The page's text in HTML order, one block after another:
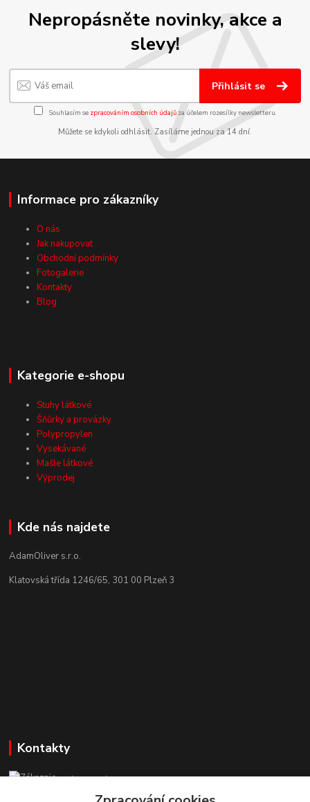
Nepropásněte novinky, akce a
slevy!
Přihlásit se
Souhlasím se zpracováním osobních údajůza účelem rozesílky newsletteru.
Můžete se kdykoli odhlásit. Zasíláme jednou za 14 dní.
Informace pro zákazníky
O nás
Jak nakupovat
Obchodní podmínky
Fotogalerie
Kontakty
Blog
Kategorie e-shopu
Stuhy látkové
Šňůrky a provázky
Polypropylen
Vysekávané
Mašle látkové
Výprodej
Kde nás najdete
AdamOliver s.r.o.
Klatovská třída 1246/65, 301 00 Plzeň 3
Kontakty
Zákaznická podpora StuhyLevně.cz
+420 725 618 353